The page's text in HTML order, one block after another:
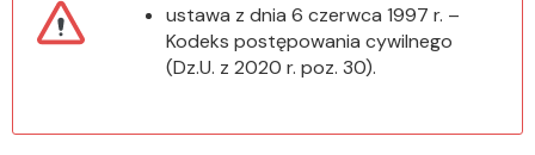
ustawa z dnia 6 czerwca 1997 r. –
Kodeks postępowania cywilnego
(Dz.U. z 2020 r. poz. 30).